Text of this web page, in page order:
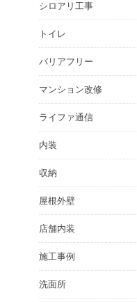
シロアリ工事
トイレ
バリアフリー
マンション改修
ライファ通信
内装
収納
屋根外壁
店舗内装
施工事例
洗面所